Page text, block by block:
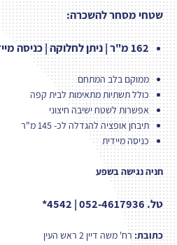
שטחי מסחר להשכרה:
162 מ"ר | ניתן לחלוקה | כניסה מיידית
ממוקם בלב המתחם
כולל תשתיות מתאימות לבית קפה
אפשרות לשטח ישיבה חיצוני
תיבחן אופציה להגדלה לכ- 145 מ"ר
כניסה מיידית
חניה נגישה בשפע
טל. 052-4617936 | 4542*
כתובת:רח' משה דיין 2 ראש העין